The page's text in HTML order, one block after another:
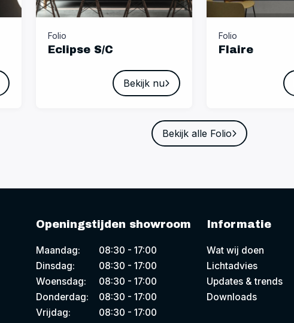
Folio
Eclipse S/C
Bekijk nu
Folio
Flaire
Bekijk alle Folio
Openingstijden showroom
Maandag:
08:30 - 17:00
Dinsdag:
08:30 - 17:00
Woensdag:
08:30 - 17:00
Donderdag:
08:30 - 17:00
Vrijdag:
08:30 - 17:00
Informatie
Wat wij doen
Lichtadvies
Updates & trends
Downloads